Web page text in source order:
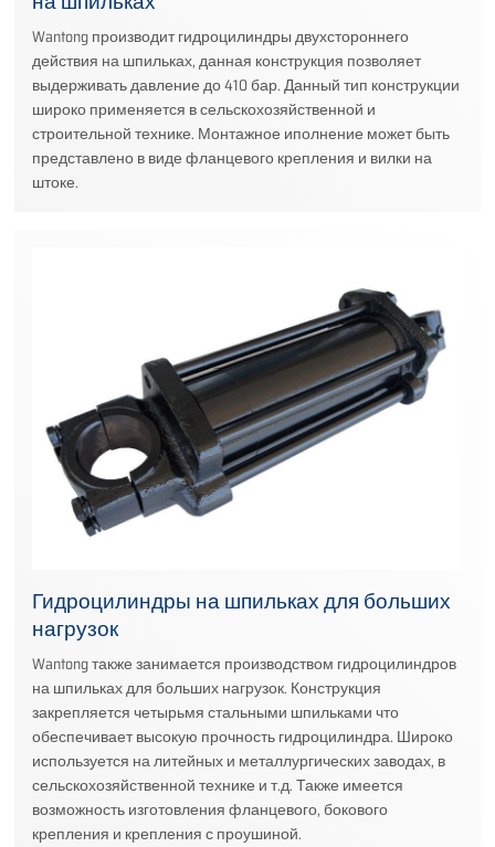
Wantong производит гидроцилиндры двухстороннего
действия на шпильках, данная конструкция позволяет
выдерживать давление до 410 бар. Данный тип конструкции
широко применяется в сельскохозяйственной и
строительной технике. Монтажное иполнение может быть
представлено в виде фланцевого крепления и вилки на
штоке.
Гидроцилиндры на шпильках для больших
нагрузок
Wantong также занимается производством гидроцилиндров
на шпильках для больших нагрузок. Конструкция
закрепляется четырьмя стальными шпильками что
обеспечивает высокую прочность гидроцилиндра. Широко
используется на литейных и металлургических заводах, в
сельскохозяйственной технике и т.д. Также имеется
возможность изготовления фланцевого, бокового
крепления и крепления с проушиной.